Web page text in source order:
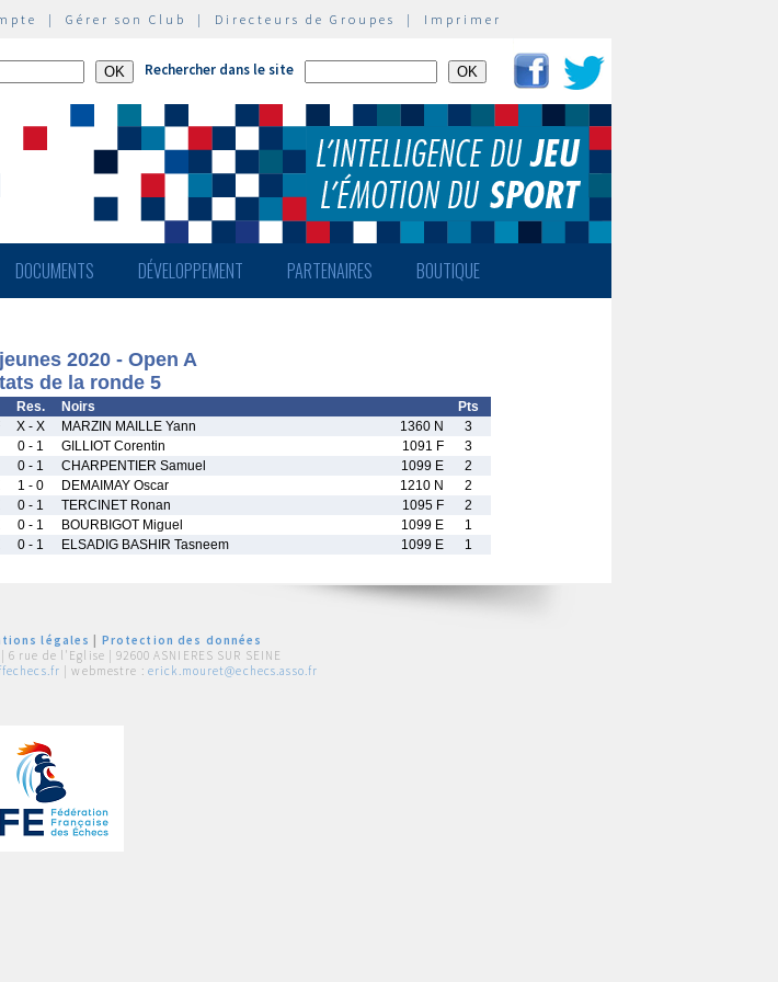
| Gérer son Club | Directeurs de Groupes | Imprimer
Rechercher dans le site
DOCUMENTS DÉVELOPPEMENT PARTENAIRES BOUTIQUE
2020 - Open A
de la ronde 5
Res. Noirs
Pts
X - X MARZIN MAILLE Yann 1360 N
3
0 - 1 GILLIOT Corentin 1091 F
3
0 - 1 CHARPENTIER Samuel 1099 E
2
1 - 0 DEMAIMAY Oscar 1210 N
2
0 - 1 TERCINET Ronan 1095 F
2
0 - 1 BOURBIGOT Miguel 1099 E
1
0 - 1 ELSADIG BASHIR Tasneem 1099 E 1
légales
Protection des données
6 rue de l'Eglise | 92600 ASNIERES SUR SEINE
| webmestre : erick.mouret@echecs.asso.fr